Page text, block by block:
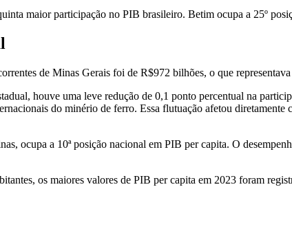
maior participação no PIB brasileiro. Betim ocupa a 25º
de Minas Gerais foi de R$972 bilhões, o que
houve uma leve redução de 0,1 ponto percentual na
do minério de ferro. Essa flutuação afetou
ocupa a 10ª posição nacional em PIB per capita. O
os maiores valores de PIB per capita em 2023 foram